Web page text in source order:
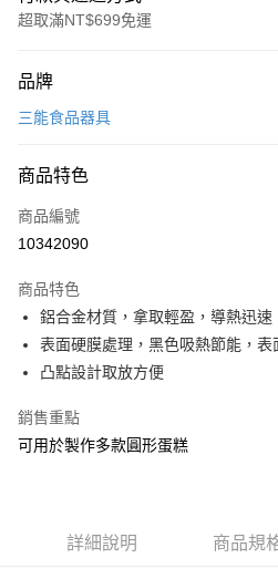
超取滿NT$699免運
信用卡一次付款
運送方式
• 付款後全家取貨
• 付款後7-11取貨
每筆NT$60，滿NT$699(含以上)免運費
(請點開選項勾選)
品牌
三能食品器具
商品特色
商品編號
10342090
商品特色
鋁合金材質，拿取輕盈，導熱迅速
表面硬膜處理，黑色吸熱節能，表
凸點設計取放方便
銷售重點
可用於製作多款圓形蛋糕
詳細說明 商品規